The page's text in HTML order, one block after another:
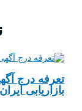
تعرفه درج
بازاریابی ایران